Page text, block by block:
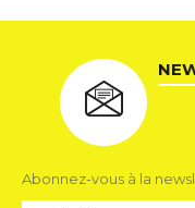
Abonnez-vous à la